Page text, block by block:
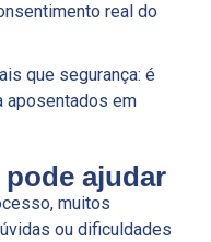
real do
que segurança: é
aposentados em
ajudar
muitos
ou dificuldades